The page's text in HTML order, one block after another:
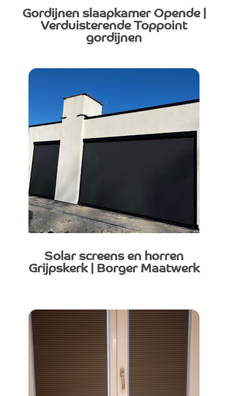
Gordijnen slaapkamer Opende |
Verduisterende Toppoint
gordijnen
Solar screens en horren
Grijpskerk | Borger Maatwerk